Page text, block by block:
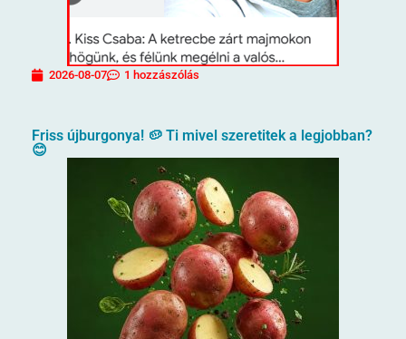
2026-08-07 1 hozzászólás
Friss újburgonya! 🥔 Ti mivel szeretitek a legjobban?
😊